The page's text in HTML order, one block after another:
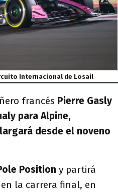
Internacional de Losail
francés Pierre Gasly
para Alpine,
desde el noveno
Position y partirá
la carrera final, en